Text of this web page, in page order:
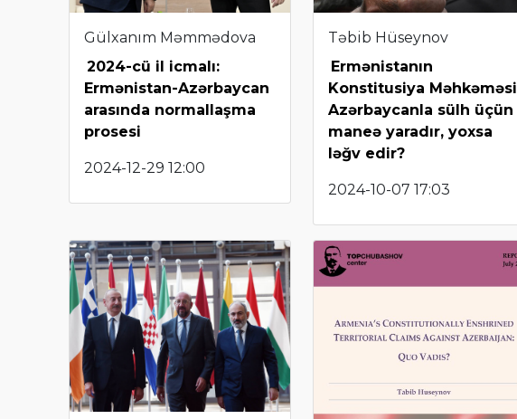
Gülxanım Məmmədova
2024-cü il icmalı:
Ermənistan-Azərbaycan
arasında normallaşma
prosesi
2024-12-29 12:00
Təbib Hüseynov
Ermənistanın
Konstitusiya Məhkəməsi
Azərbaycanla sülh üçün
maneə yaradır, yoxsa
ləğv edir?
2024-10-07 17:03